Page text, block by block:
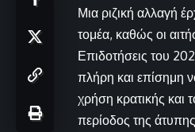
Μια ριζική αλλαγή
τομέα, καθώς οι
Επιδοτήσεις του
πλήρη και επίσημη
χρήση κρατικής και
περίοδος της